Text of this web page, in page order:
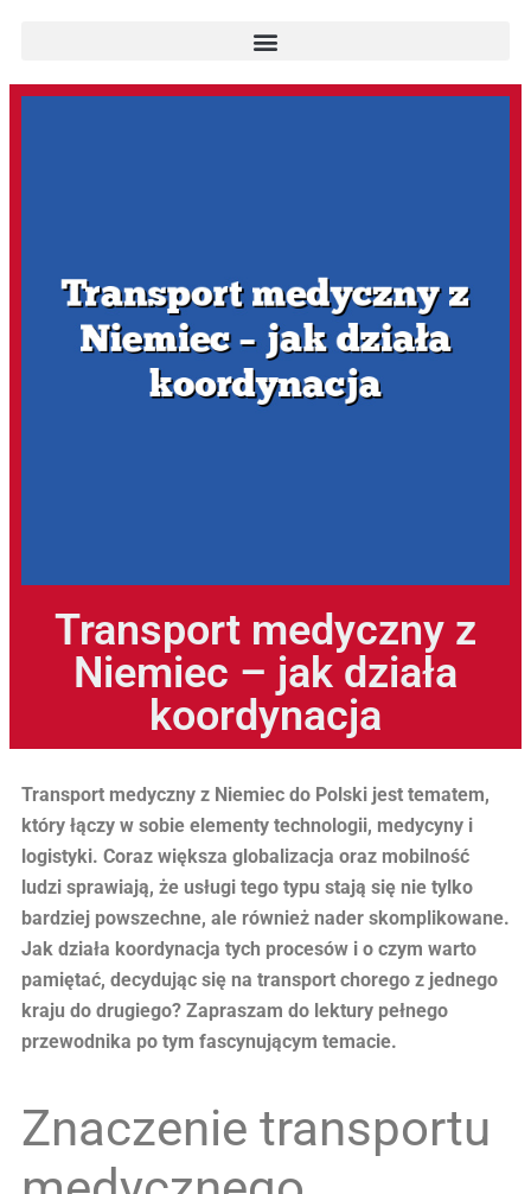
Transport medyczny z
Niemiec – jak działa
koordynacja
Transport medyczny z Niemiec do Polski jest tematem,
który łączy w sobie elementy technologii, medycyny i
logistyki. Coraz większa globalizacja oraz mobilność
ludzi sprawiają, że usługi tego typu stają się nie tylko
bardziej powszechne, ale również nader skomplikowane.
Jak działa koordynacja tych procesów i o czym warto
pamiętać, decydując się na transport chorego z jednego
kraju do drugiego? Zapraszam do lektury pełnego
przewodnika po tym fascynującym temacie.
Znaczenie transportu